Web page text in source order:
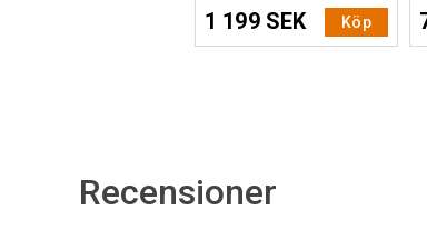
1 199 SEK Köp
Recensioner